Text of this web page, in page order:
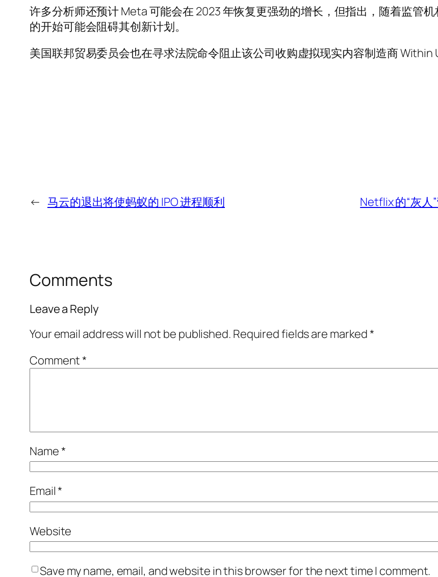
许多分析师还预计 Meta 可能会在 2023 年恢复更强劲的增长，但指出，随着监管
的开始可能会阻碍其创新计划。
美国联邦贸易委员会也在寻求法院命令阻止该公司收购虚拟现实内容制造商 Within
← 马云的退出将使蚂蚁的 IPO 进程顺利 Netflix 的“灰人
Comments
Leave a Reply
Your email address will not be published. Required fields are marked*
Comment*
Name*
Email*
Website
Save my name, email, and website in this browser for the next time I comment.